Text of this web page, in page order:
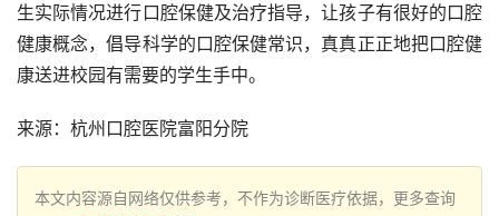
生实际情况进行口腔保健及治疗指导，让孩子有很好的口腔
健康概念，倡导科学的口腔保健常识，真真正正地把口腔健
康送进校园有需要的学生手中。
来源：杭州口腔医院富阳分院
本文内容源自网络仅供参考，不作为诊断医疗依据，更多查询